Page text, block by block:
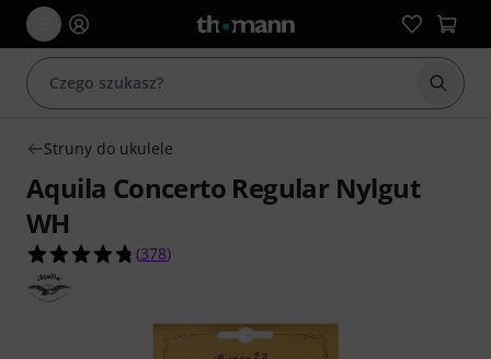
Struny do ukulele
Aquila Concerto Regular Nylgut
WH
4.8 na 5 gwiazdek z 378 ocen klientów
(378)